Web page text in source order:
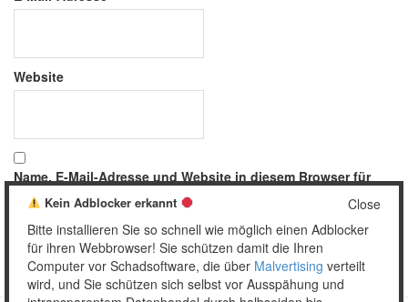
Website
Name, E-Mail-Adresse und Website in diesem Browser für
meinen nächsten Kommentar speichern.
Close
Kein Adblocker erkannt
Bitte installieren Sie so schnell wie möglich einen Adblocker
für ihren Webbrowser! Sie schützen damit die Ihren
Computer vor Schadsoftware, die über Malvertising verteilt
wird, und Sie schützen sich selbst vor Ausspähung und